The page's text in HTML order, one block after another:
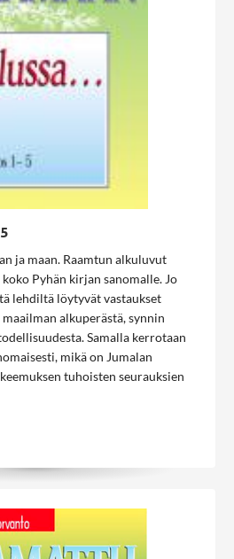
ja maan. Raamtun alkuluvut
Pyhän kirjan sanomalle. Jo
lehdiltä löytyvät vastaukset
alkuperästä, synnin
Samalla kerrotaan
mikä on Jumalan
tuhoisten seurauksien